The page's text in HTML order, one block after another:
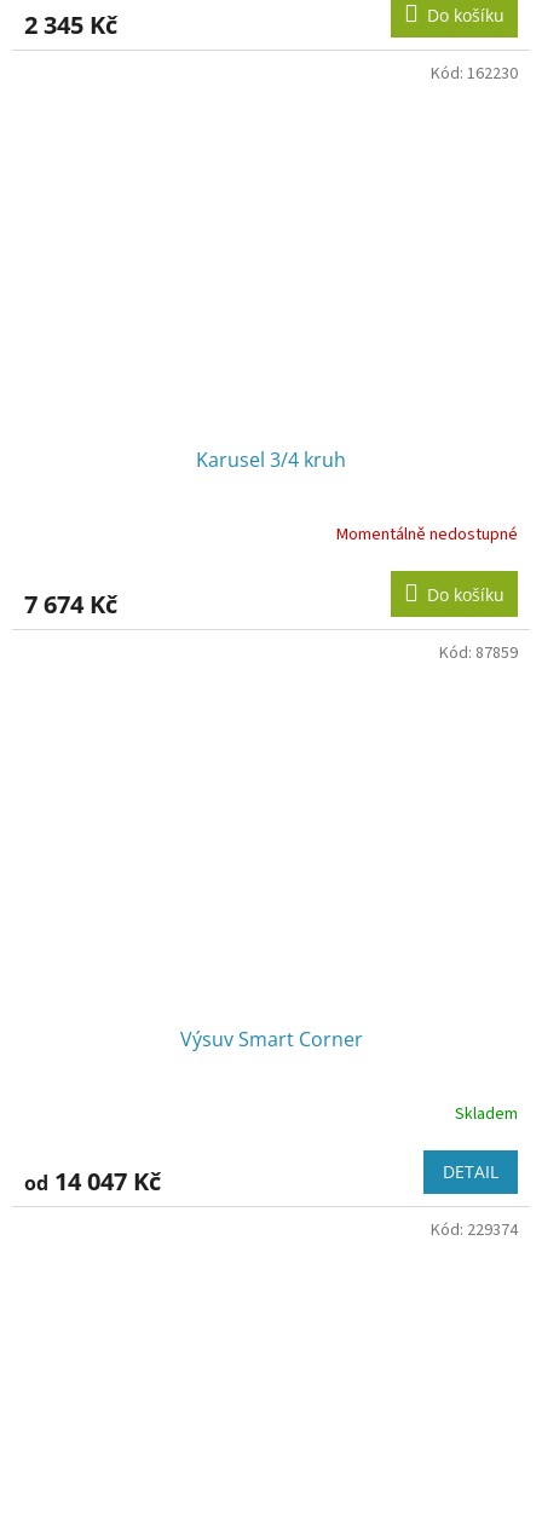
2 345 Kč Do košíku
Karusel 3/4 kruh
Momentálně nedostupné
7 674 Kč Do košíku
Kód: 162230
Výsuv Smart Corner
Skladem
od 14 047 Kč DETAIL
Kód: 87859
Kód: 229374